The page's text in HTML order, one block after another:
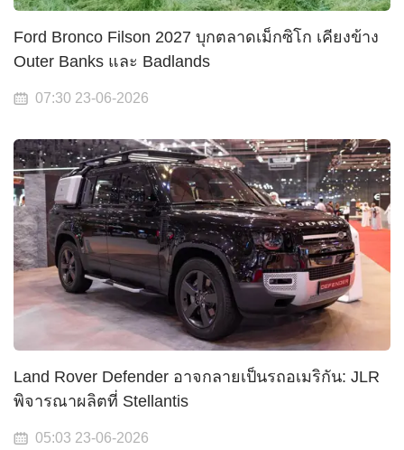
Ford Bronco Filson 2027 บุกตลาดเม็กซิโก เคียงข้าง
Outer Banks และ Badlands
07:30 23-06-2026
Land Rover Defender อาจกลายเป็นรถอเมริกัน: JLR
พิจารณาผลิตที่ Stellantis
05:03 23-06-2026